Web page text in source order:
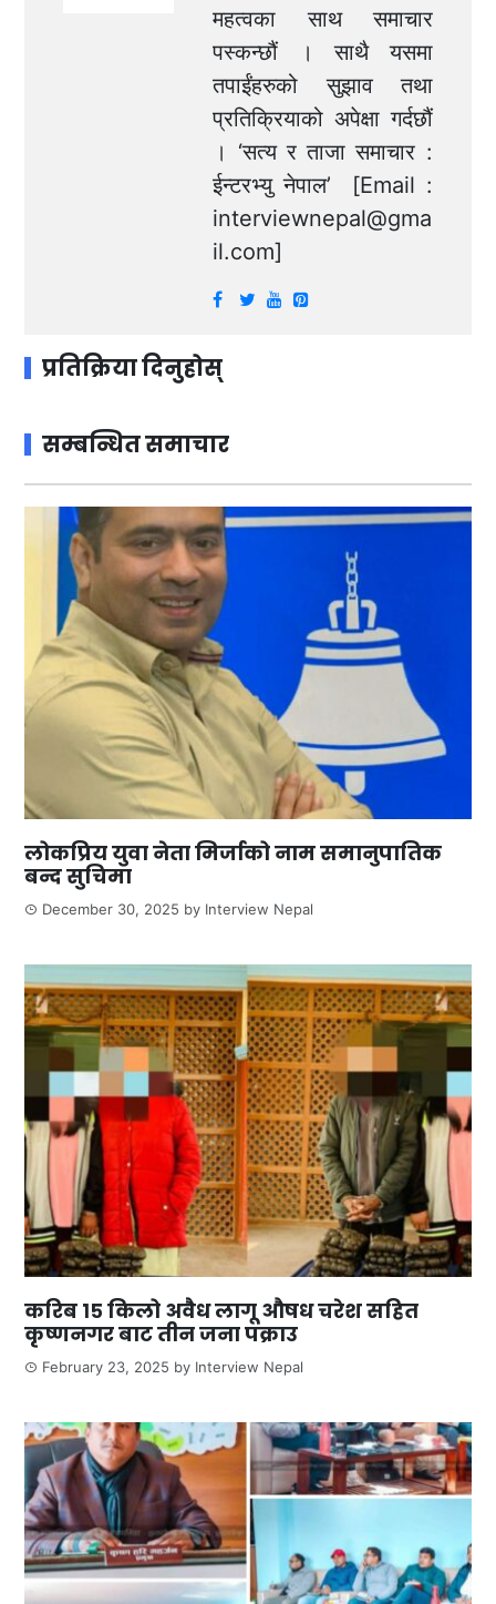
महत्वका साथ समाचार
पस्कन्छौं । साथै यसमा
तपाईंहरुको सुझाव तथा
प्रतिक्रियाको अपेक्षा गर्दछौं
। ‘सत्य र ताजा समाचार :
ईन्टरभ्यु नेपाल’ [Email :
interviewnepal@gma
il.com]
प्रतिक्रिया दिनुहोस्
सम्बन्धित समाचार
लोकप्रिय युवा नेता मिर्जाको नाम समानुपातिक
बन्द सुचिमा
December 30, 2025 by Interview Nepal
करिब १५ किलो अवैध लागू औषध चरेश सहित
कृष्णनगर बाट तीन जना पक्राउ
February 23, 2025 by Interview Nepal